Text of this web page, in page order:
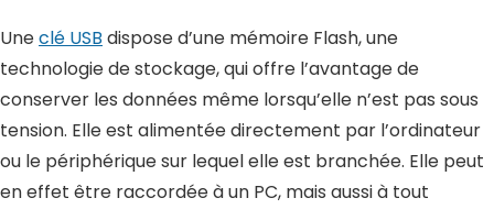
Uneclé USB dispose d’une mémoire Flash, une
technologie de stockage, qui offre l’avantage de
conserver les données même lorsqu’elle n’est pas sous
tension. Elle est alimentée directement par l’ordinateur
ou le périphérique sur lequel elle est branchée. Elle peut
en effet être raccordée à un PC, mais aussi à tout